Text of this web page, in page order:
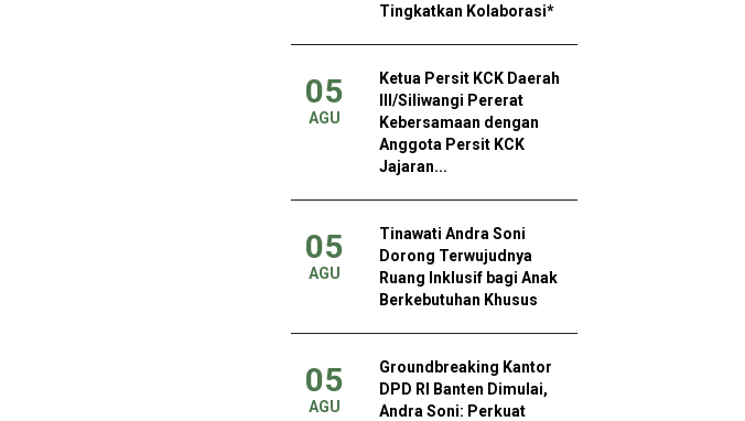
Tingkatkan Kolaborasi*
05
AGU
Ketua Persit KCK Daerah
III/Siliwangi Pererat
Kebersamaan dengan
Anggota Persit KCK
Jajaran...
05
AGU
Tinawati Andra Soni
Dorong Terwujudnya
Ruang Inklusif bagi Anak
Berkebutuhan Khusus
05
AGU
Groundbreaking Kantor
DPD RI Banten Dimulai,
Andra Soni: Perkuat